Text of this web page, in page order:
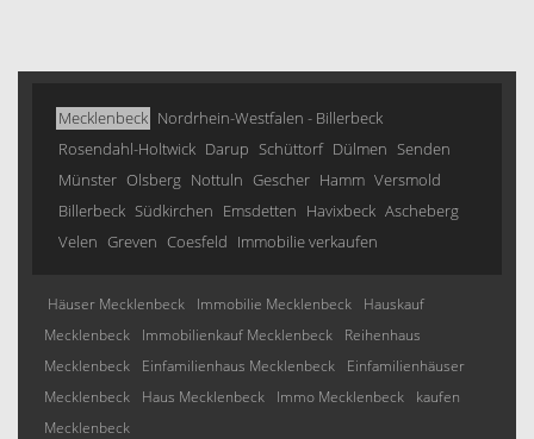
Mecklenbeck Nordrhein-Westfalen - Billerbeck
Rosendahl-Holtwick Darup Schüttorf Dülmen Senden
Münster Olsberg Nottuln Gescher Hamm Versmold
Billerbeck Südkirchen Emsdetten Havixbeck Ascheberg
Velen Greven Coesfeld Immobilie verkaufen
Häuser Mecklenbeck Immobilie Mecklenbeck
Hauskauf
Mecklenbeck
Immobilienkauf Mecklenbeck
Reihenhaus
Mecklenbeck
Einfamilienhaus Mecklenbeck
Einfamilienhäuser
Mecklenbeck
Haus Mecklenbeck Immo Mecklenbeck
kaufen
Mecklenbeck